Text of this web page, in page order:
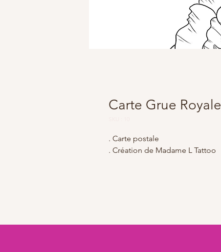
Carte Grue Royale
. Carte postale
. Création de Madame L Tattoo